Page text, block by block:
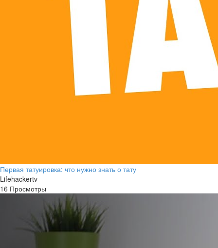
Первая татуировка: что нужно знать о тату
Lifehackertv
16 Просмотры